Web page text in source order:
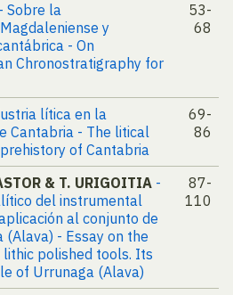
- Sobre la
y
- On
Chronostratigraphy for
53-
68
lítica en la
Cantabria - The litical
of Cantabria
69-
86
& T. URIGOITIA -
del instrumental
al conjunto de
- Essay on the
polished tools. Its
of Urrunaga (Alava)
87-
110